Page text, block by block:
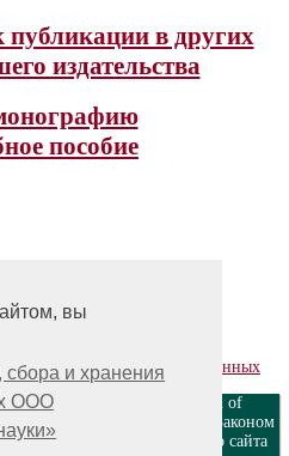
вы
сбора и хранения
ООО
в других
издательства
пособие
и хранения персональных данных
\ «Publishing company «World of
на сайте, охраняются Законом
любых материалов этого сайта